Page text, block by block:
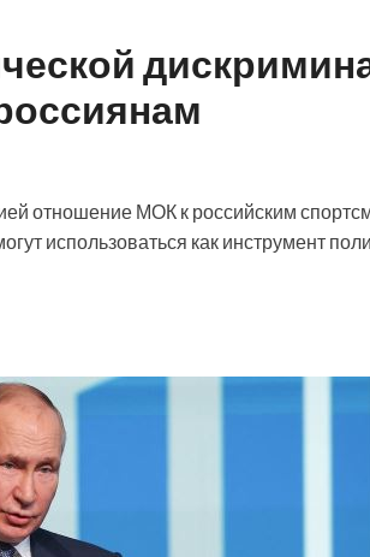
отношение МОК к российским
использоваться как инструмент